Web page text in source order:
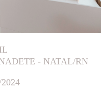
- NATAL/RN